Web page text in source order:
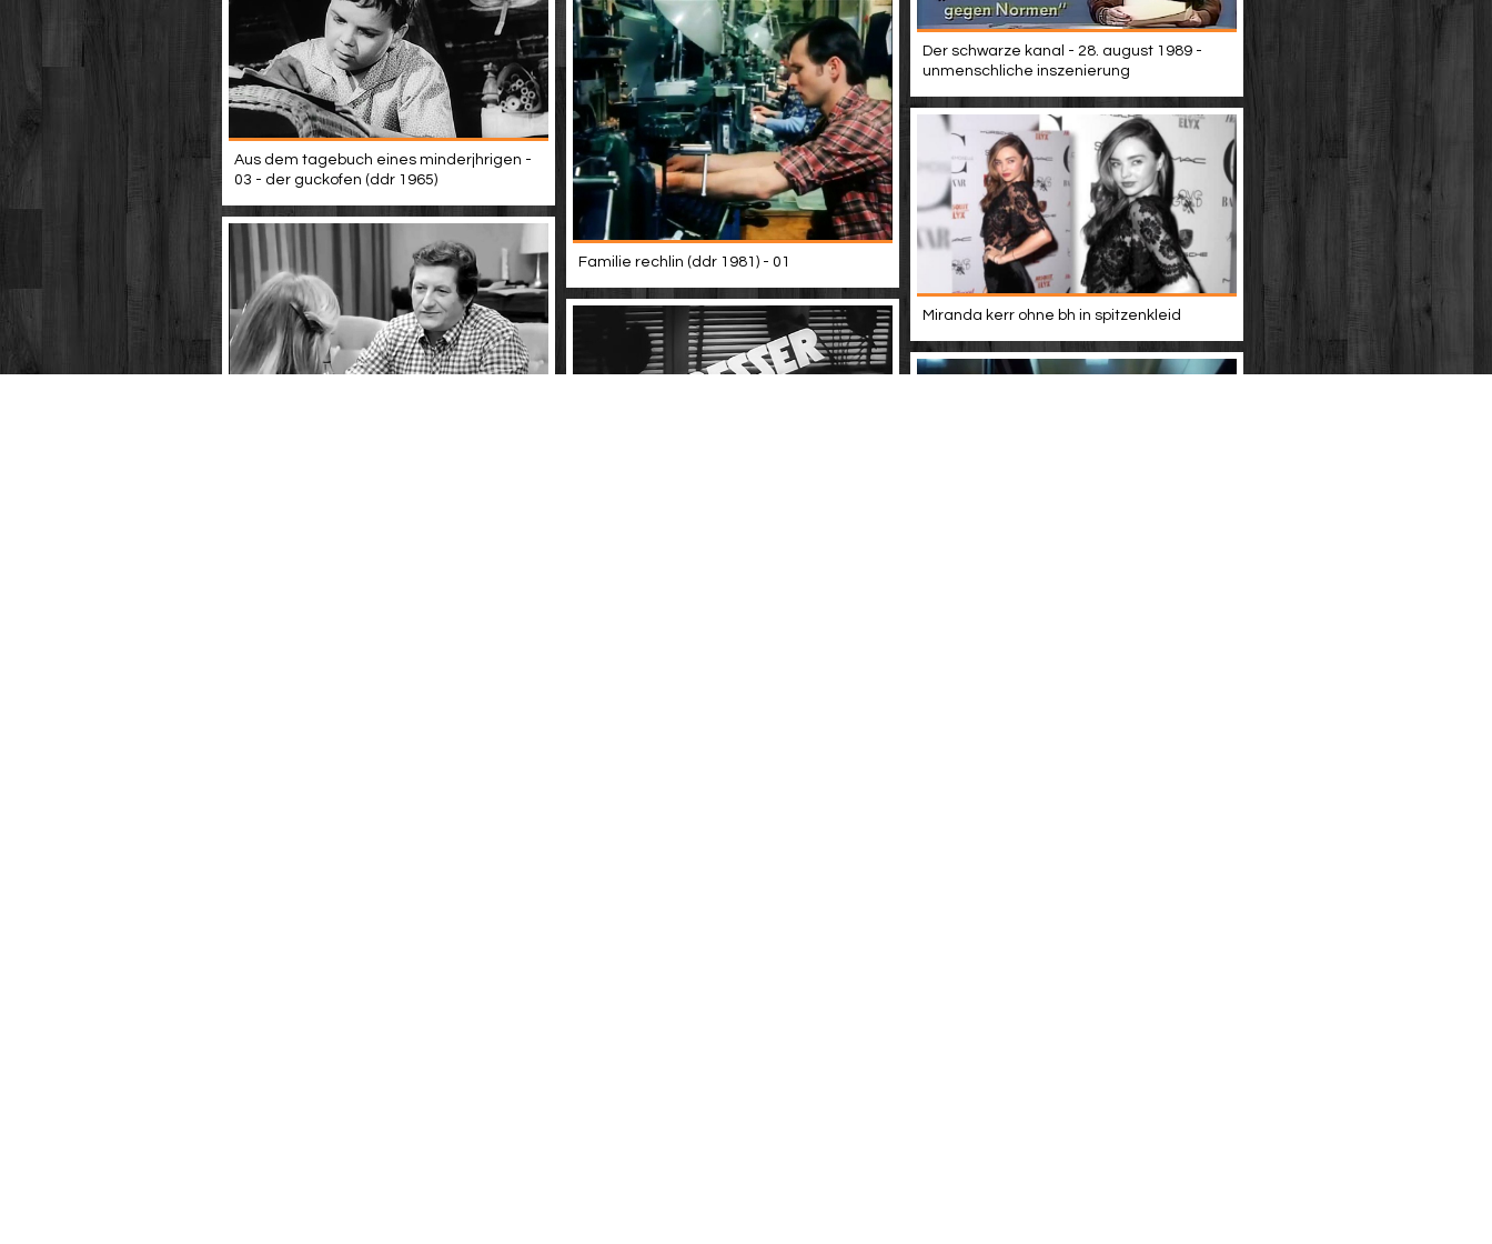
Der schwarze kanal - 28. august 1989 -
unmenschliche inszenierung
Aus dem tagebuch eines minderjhrigen -
03 - der guckofen (ddr 1965)
Familie rechlin (ddr 1981) - 01
Miranda kerr ohne bh in spitzenkleid